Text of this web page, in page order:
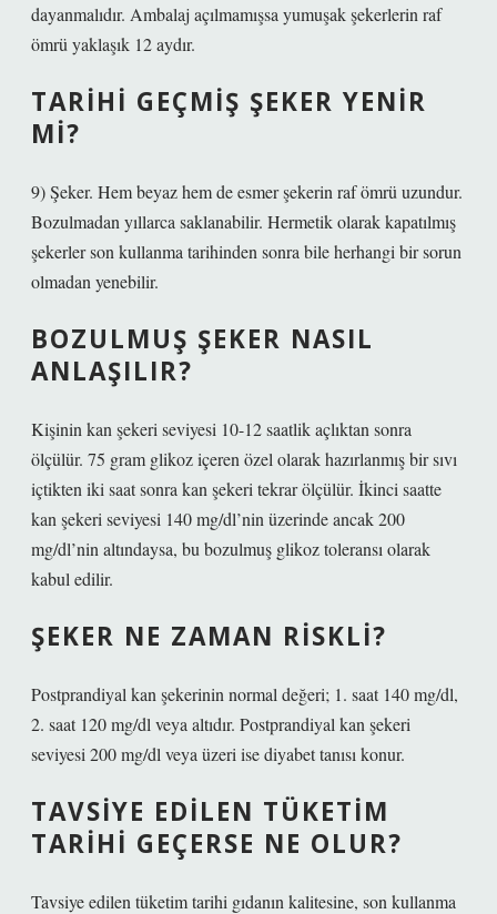
dayanmalıdır. Ambalaj açılmamışsa yumuşak şekerlerin raf
ömrü yaklaşık 12 aydır.
TARIHI GEÇMIŞ ŞEKER YENIR
MI?
9) Şeker. Hem beyaz hem de esmer şekerin raf ömrü uzundur.
Bozulmadan yıllarca saklanabilir. Hermetik olarak kapatılmış
şekerler son kullanma tarihinden sonra bile herhangi bir sorun
olmadan yenebilir.
BOZULMUŞ ŞEKER NASIL
ANLAŞILIR?
Kişinin kan şekeri seviyesi 10-12 saatlik açlıktan sonra
ölçülür. 75 gram glikoz içeren özel olarak hazırlanmış bir sıvı
içtikten iki saat sonra kan şekeri tekrar ölçülür. İkinci saatte
kan şekeri seviyesi 140 mg/dl’nin üzerinde ancak 200
mg/dl’nin altındaysa, bu bozulmuş glikoz toleransı olarak
kabul edilir.
ŞEKER NE ZAMAN RISKLI?
Postprandiyal kan şekerinin normal değeri; 1. saat 140 mg/dl,
2. saat 120 mg/dl veya altıdır. Postprandiyal kan şekeri
seviyesi 200 mg/dl veya üzeri ise diyabet tanısı konur.
TAVSIYE EDILEN TÜKETIM
TARIHI GEÇERSE NE OLUR?
Tavsiye edilen tüketim tarihi gıdanın kalitesine, son kullanma